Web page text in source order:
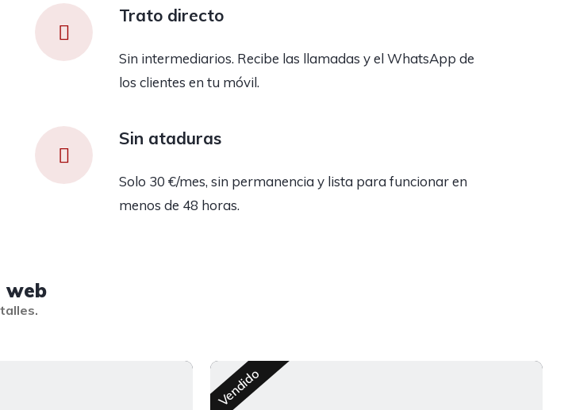
Trato directo
Sin intermediarios. Recibe las llamadas y el WhatsApp de
los clientes en tu móvil.
Sin ataduras
Solo 30 €/mes, sin permanencia y lista para funcionar en
menos de 48 horas.
web
Vendido